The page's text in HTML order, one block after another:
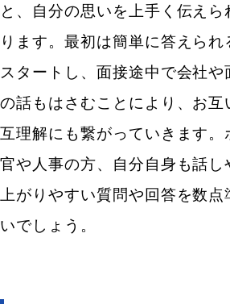
結婚や出産後も働き続けよう
中途採用の面接質問だけで失敗
中途採用の面接質問に対する内
方をよくみる
中途採用の面接回答のほかに服
チェックする
中途採用における面接質問のまと
と、自分の思いを上手く伝え
ります。最初は簡単に答えられ
スタートし、面接途中で会社
の話もはさむことにより、お互
互理解にも繋がっていきます。
官や人事の方、自分自身も話し
上がりやすい質問や回答を数
いでしょう。